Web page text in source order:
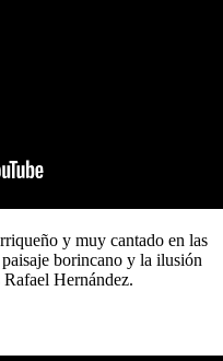
y muy cantado en las
borincano y la ilusión
Hernández.